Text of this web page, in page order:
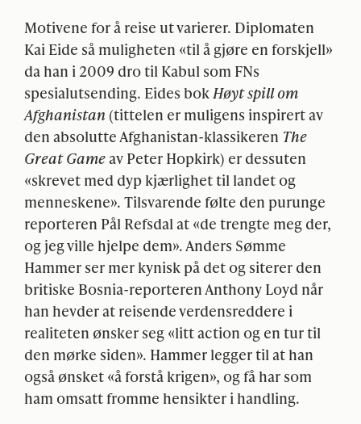
Motivene for å reise ut varierer. Diplomaten
Kai Eide så muligheten «til å gjøre en forskjell»
da han i 2009 dro til Kabul som FNs
spesialutsending. Eides bok Høyt spill om
Afghanistan (tittelen er muligens inspirert av
den absolutte Afghanistan-klassikeren The
Great Gameav Peter Hopkirk) er dessuten
«skrevet med dyp kjærlighet til landet og
menneskene». Tilsvarende følte den purunge
reporteren Pål Refsdal at «de trengte meg der,
og jeg ville hjelpe dem». Anders Sømme
Hammer ser mer kynisk på det og siterer den
britiske Bosnia-reporteren Anthony Loyd når
han hevder at reisende verdensreddere i
realiteten ønsker seg «litt action og en tur til
den mørke siden». Hammer legger til at han
også ønsket «å forstå krigen», og få har som
ham omsatt fromme hensikter i handling.